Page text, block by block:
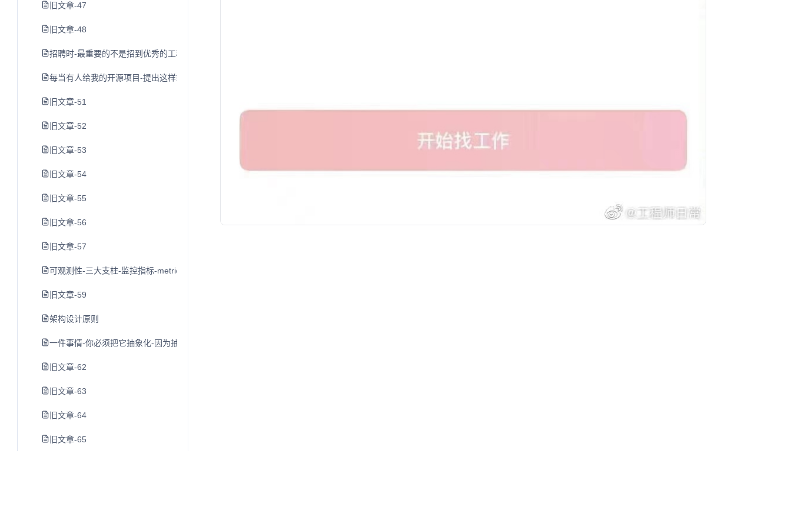
旧文章-47
旧文章-48
招聘时-最重要的不是招到优秀的工程师-而是避免招到糟糕的工程师
每当有人给我的开源项目-提出这样或那样的要求-我就给他三个-f-让他自己选一个
旧文章-51
旧文章-52
旧文章-53
旧文章-54
旧文章-55
旧文章-56
旧文章-57
可观测性-三大支柱-监控指标-metrics-日志-logging-和链路-tracing
旧文章-59
架构设计原则
一件事情-你必须把它抽象化-因为抽象化以后才可以简化-简化后才可以标准化-标准化的事情才能自动化-自动化的事情才能规模化
旧文章-62
旧文章-63
旧文章-64
旧文章-65